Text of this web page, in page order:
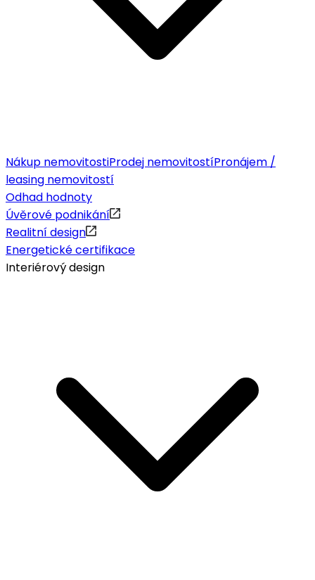
Nákup nemovitostiProdej nemovitostíPronájem /
leasing nemovitostí
Odhad hodnoty
Úvěrové podnikání
Realitní design
Energetické certifikace
Interiérový design